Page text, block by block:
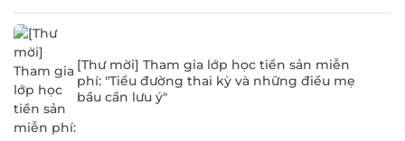
[Thư mời] Tham gia lớp học tiền sản miễn
phí: "Tiểu đường thai kỳ và những điều mẹ
bầu cần lưu ý"